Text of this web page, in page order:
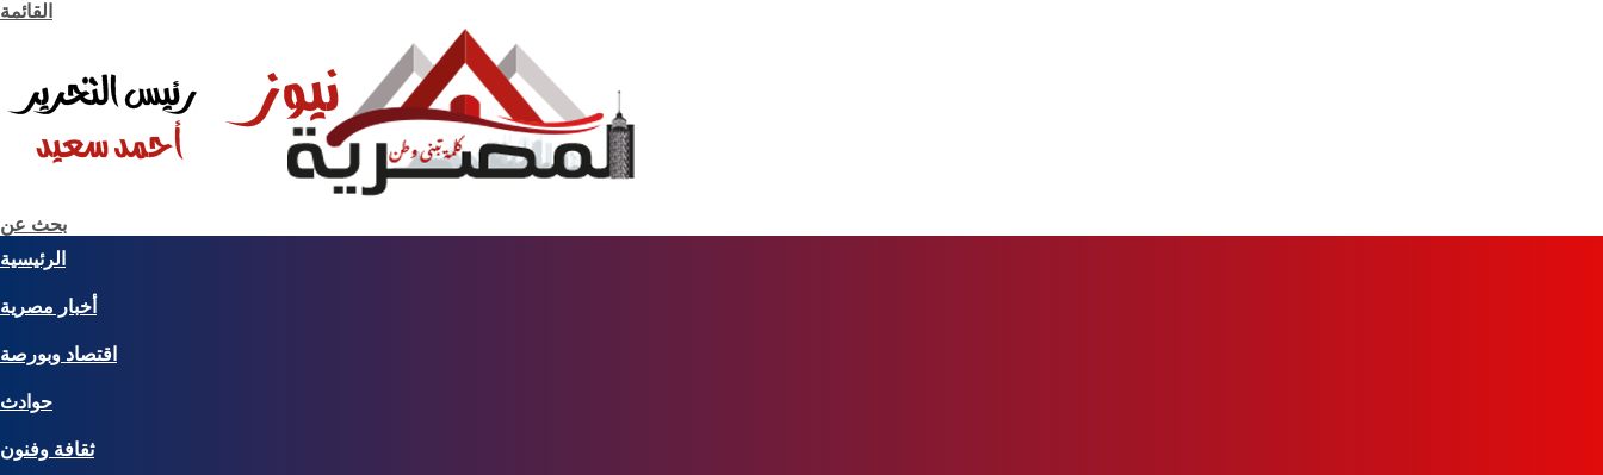
القائمة
بحث عن
الرئيسية
أخبار مصرية
اقتصاد وبورصة
حوادث
ثقافة وفنون